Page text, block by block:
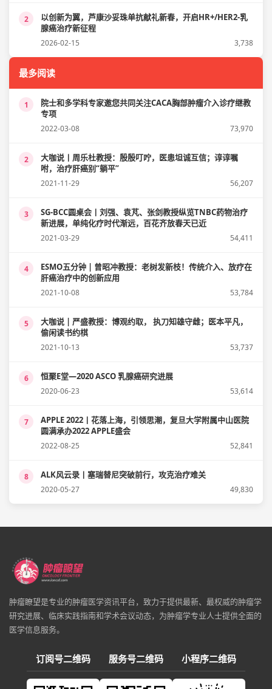
2
以创新为翼，芦康沙妥珠单抗献礼新春，开启HR+/HER2-乳
腺癌治疗新征程
2026-02-15 3,738
最多阅读
1
院士和多学科专家邀您共同关注CACA胸部肿瘤介入诊疗继教
专项
2022-03-08 73,970
2
大咖说丨周乐杜教授：殷殷叮咛，医患坦诚互信；谆谆嘱
咐，治疗肝癌别“躺平”
2021-11-29 56,207
3
SG-BCC圆桌会丨刘强、袁芃、张剑教授纵览TNBC药物治疗
新进展，单纯化疗时代渐远，百花齐放春天已近
2021-03-29 54,411
4
ESMO五分钟 | 曾昭冲教授：老树发新枝！传统介入、放疗在
肝癌治疗中的创新应用
2021-10-08 53,784
5
大咖说 | 严盛教授：博观约取， 执刀知雄守雌；医本平凡，
偷闲读书约棋
2021-10-13 53,737
6 恒聚E堂—2020 ASCO 乳腺癌研究进展
2020-06-23 53,614
7
APPLE 2022丨花落上海，引领思潮，复旦大学附属中山医院
圆满承办2022 APPLE盛会
2022-08-25 52,841
8 ALK风云录丨塞瑞替尼突破前行，攻克治疗难关
2020-05-27 49,830
肿瘤瞭望是专业的肿瘤医学资讯平台，致力于提供最新、最权威的肿瘤学
研究进展、临床实践指南和学术会议动态，为肿瘤学专业人士提供全面的
医学信息服务。
订阅号二维码 服务号二维码 小程序二维码